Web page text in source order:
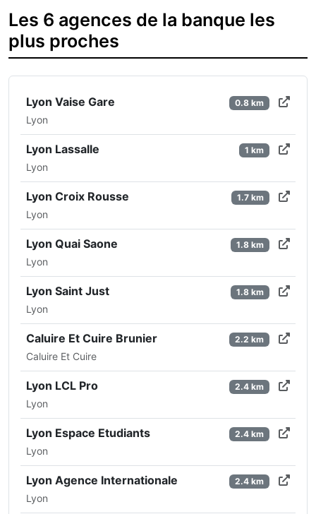
Les 6 agences de la banque les
plus proches
Lyon Vaise Gare
Lyon
0.8 km
Lyon Lassalle
Lyon
1 km
Lyon Croix Rousse
Lyon
1.7 km
Lyon Quai Saone
Lyon
1.8 km
Lyon Saint Just
Lyon
1.8 km
Caluire Et Cuire Brunier
Caluire Et Cuire
2.2 km
Lyon LCL Pro
Lyon
2.4 km
Lyon Espace Etudiants
Lyon
2.4 km
Lyon Agence Internationale
Lyon
2.4 km